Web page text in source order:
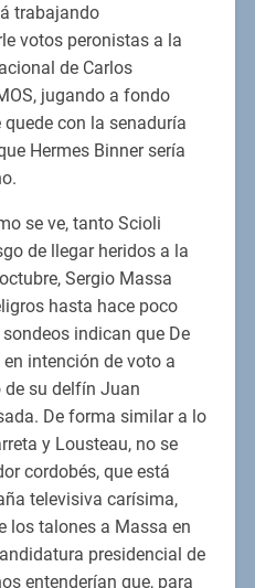
trabajando
votos peronistas a la
de Carlos
jugando a fondo
con la senaduría
Hermes Binner sería
se ve, tanto Scioli
de llegar heridos a la
Sergio Massa
hasta hace poco
indican que De
intención de voto a
su delfín Juan
De forma similar a lo
y Lousteau, no se
cordobés, que está
televisiva carísima,
los talones a Massa en
presidencial de
entenderían que, para